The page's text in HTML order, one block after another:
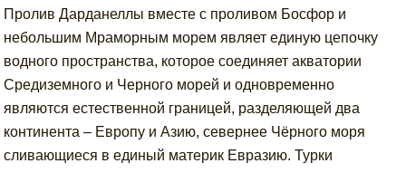
Пролив Дарданеллы вместе с проливом Босфор и
небольшим Мраморным морем являет единую цепочку
водного пространства, которое соединяет акватории
Средиземного и Черного морей и одновременно
являются естественной границей, разделяющей два
континента – Европу и Азию, севернее Чёрного моря
сливающиеся в единый материк Евразию. Турки